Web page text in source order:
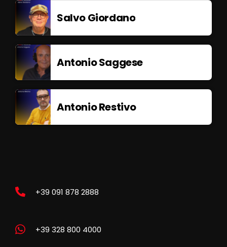
Salvo Giordano
Antonio Saggese
Antonio Restivo
+39 091 878 2888
+39 328 800 4000